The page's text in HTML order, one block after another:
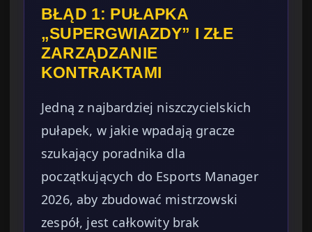
BŁĄD 1: PUŁAPKA
„SUPERGWIAZDY” I ZŁE
ZARZĄDZANIE
KONTRAKTAMI
Jedną z najbardziej niszczycielskich
pułapek, w jakie wpadają gracze
szukający poradnika dla
początkujących do Esports Manager
2026, aby zbudować mistrzowski
zespół, jest całkowity brak